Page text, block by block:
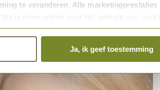
te veranderen. Alle marketingprestaties
je meer weten over het gebruik van
Ja, ik geef toestemming